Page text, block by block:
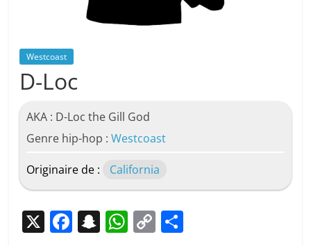
Westcoast
D-Loc
AKA : D-Loc the Gill God
Genre hip-hop :Westcoast
Originaire de : California
X F S W C